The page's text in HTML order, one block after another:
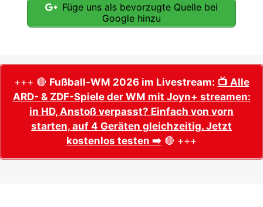
Füge uns als bevorzugte Quelle bei
Google hinzu
+++ 🔴 Fußball-WM 2026 im Livestream: 📺 Alle
ARD- & ZDF-Spiele der WM mit Joyn+ streamen:
in HD, Anstoß verpasst? Einfach von vorn
starten, auf 4 Geräten gleichzeitig. Jetzt
kostenlos testen ➡️ 🔴 +++